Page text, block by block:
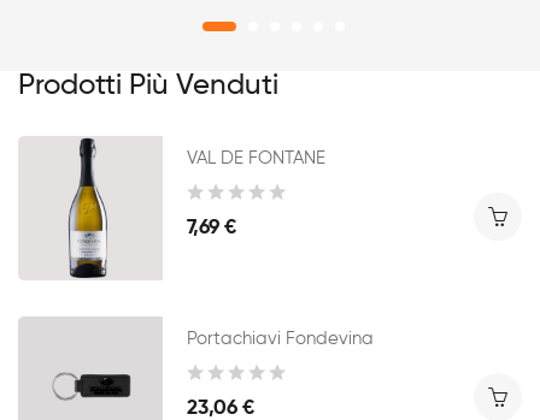
Prodotti Più Venduti
VAL DE FONTANE
7,69 €
Portachiavi Fondevina
23,06 €